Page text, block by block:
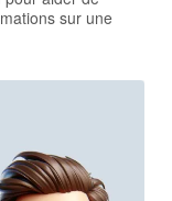
sur une